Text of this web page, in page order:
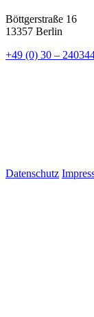
Böttgerstraße 16
13357 Berlin
+49 (0) 30 –
Datenschutz